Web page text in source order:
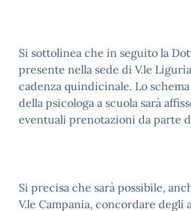
Si sottolinea che in seguito la
presente nella sede di V.le
cadenza quindicinale. Lo
della psicologa a scuola sarà
eventuali prenotazioni da parte
Si precisa che sarà possibile,
V.le Campania, concordare